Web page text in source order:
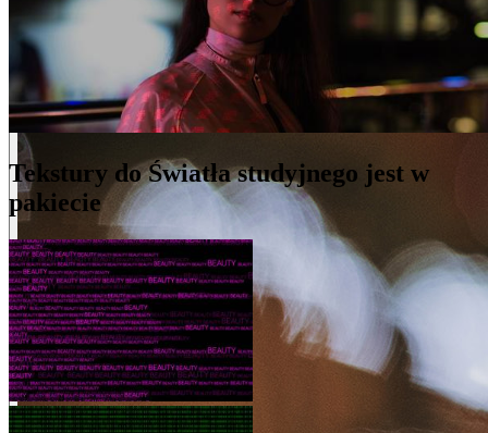
Tekstury do Światła studyjnego jest w
pakiecie